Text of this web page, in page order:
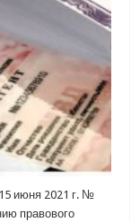
июня 2021 г. №
правового